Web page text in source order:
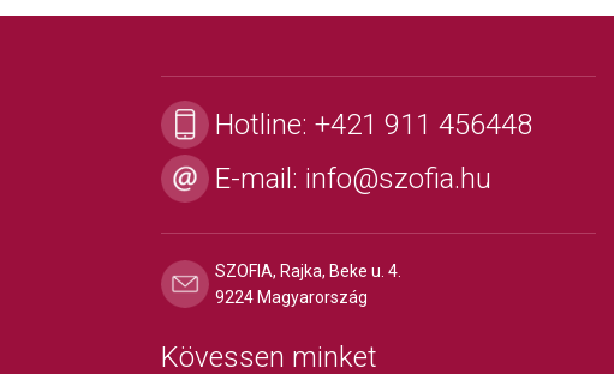
Hotline: +421 911 456448
E-mail: info@szofia.hu
SZOFIA, Rajka, Beke u. 4.
9224 Magyarország
Kövessen minket